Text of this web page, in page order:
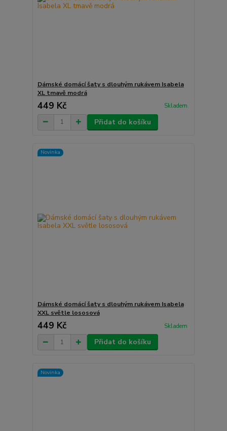
Dámské domácí šaty s dlouhým rukávem Isabela
XL tmavě modrá
449 Kč Skladem
Přidat do košíku
Novinka
Dámské domácí šaty s dlouhým rukávem Isabela
XXL světle lososová
449 Kč Skladem
Přidat do košíku
Novinka